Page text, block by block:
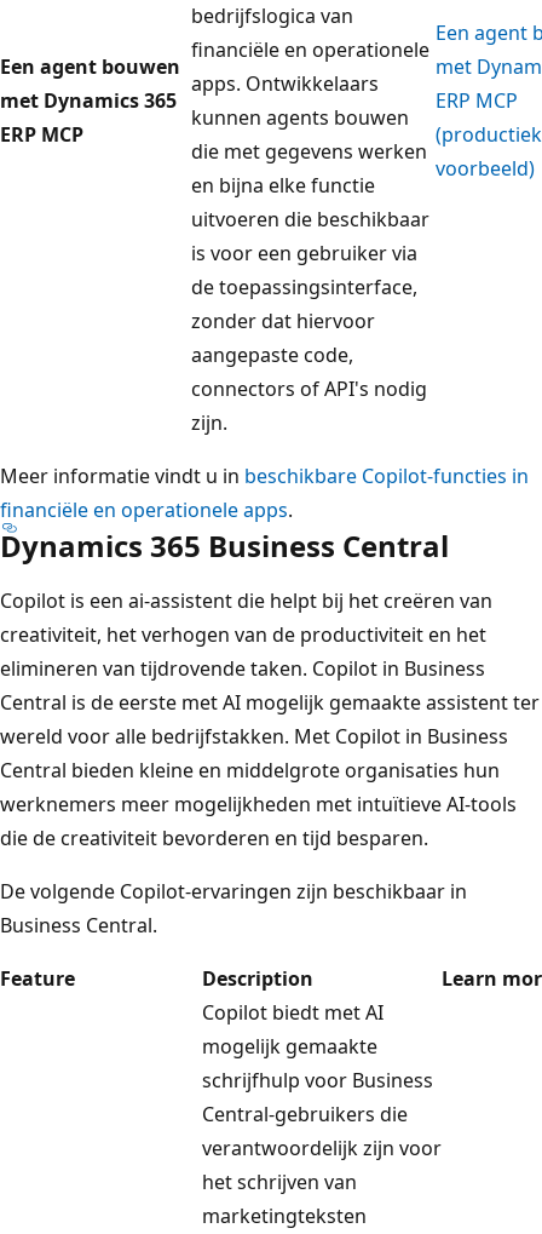
Een agent bouwen
met Dynamics 365
ERP MCP
bedrijfslogica van
financiële en operationele
apps. Ontwikkelaars
kunnen agents bouwen
die met gegevens werken
en bijna elke functie
uitvoeren die beschikbaar
is voor een gebruiker via
de toepassingsinterface,
zonder dat hiervoor
aangepaste code,
connectors of API's nodig
zijn.
Een agent
met
ERP MCP
voorbeeld)
Meer informatie vindt u in beschikbare Copilot-functies in
financiële en operationele apps.
Dynamics 365 Business Central
Copilot is een ai-assistent die helpt bij het creëren van
creativiteit, het verhogen van de productiviteit en het
elimineren van tijdrovende taken. Copilot in Business
Central is de eerste met AI mogelijk gemaakte assistent ter
wereld voor alle bedrijfstakken. Met Copilot in Business
Central bieden kleine en middelgrote organisaties hun
werknemers meer mogelijkheden met intuïtieve AI-tools
die de creativiteit bevorderen en tijd besparen.
De volgende Copilot-ervaringen zijn beschikbaar in
Business Central.
Feature
Description Learn
Copilot biedt met AI
mogelijk gemaakte
schrijfhulp voor Business
Central-gebruikers die
verantwoordelijk zijn voor
het schrijven van
marketingteksten